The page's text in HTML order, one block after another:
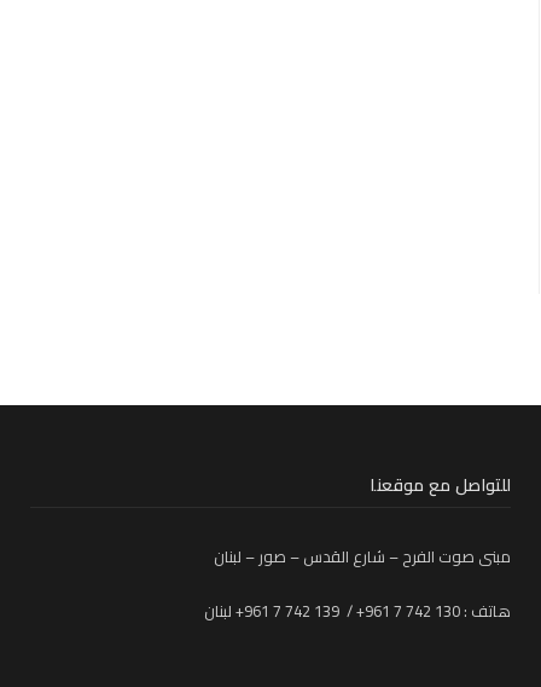
للتواصل مع موقعنا
مبنى صوت الفرح – شارع القدس – صور – لبنان
هاتف : 130 742 7 961+ / 139 742 7 961+ لبنان